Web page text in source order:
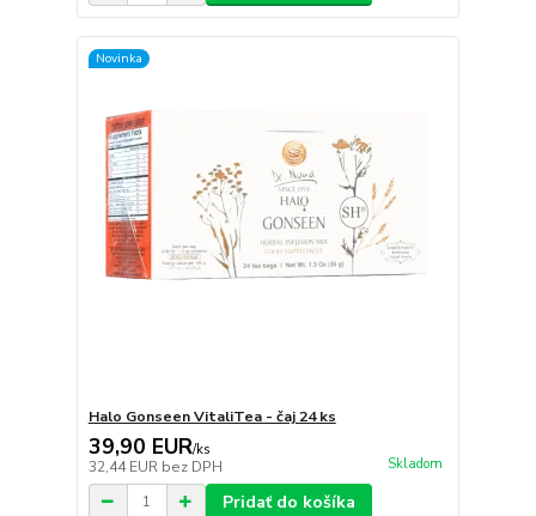
Novinka
Halo Gonseen VitaliTea - čaj 24 ks
39,90 EUR/ks
32,44 EUR bez DPH Skladom
Pridať do košíka